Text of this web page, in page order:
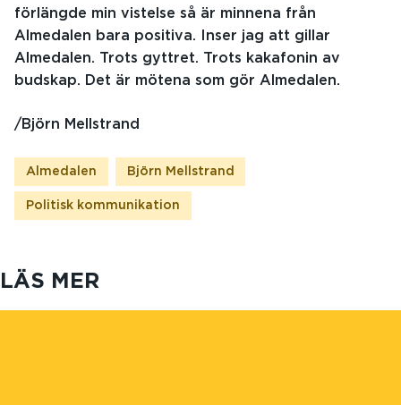
förlängde min vistelse så är minnena från
Almedalen bara positiva. Inser jag att gillar
Almedalen. Trots gyttret. Trots kakafonin av
budskap. Det är mötena som gör Almedalen.
/Björn Mellstrand
Almedalen Björn Mellstrand
Politisk kommunikation
LÄS MER